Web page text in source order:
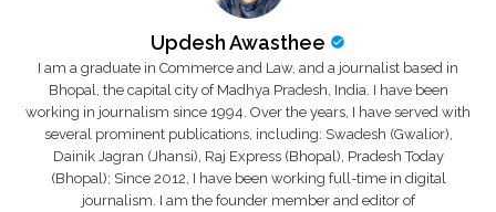
Updesh Awasthee
I am a graduate in Commerce and Law, and a journalist based in
Bhopal, the capital city of Madhya Pradesh, India. I have been
working in journalism since 1994. Over the years, I have served with
several prominent publications, including: Swadesh (Gwalior),
Dainik Jagran (Jhansi), Raj Express (Bhopal), Pradesh Today
(Bhopal); Since 2012, I have been working full-time in digital
journalism. I am the founder member and editor of